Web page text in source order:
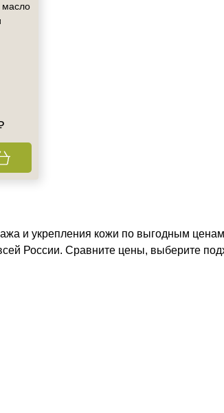
масло
и укрепления кожи по выгодным
России. Сравните цены, выберите